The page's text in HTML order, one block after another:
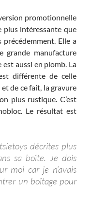
promotionnelle
plus intéressante que
précédemment. Elle a
grande manufacture
est aussi en plomb. La
différente de celle
de ce fait, la gravure
plus rustique. C’est
Le résultat est
décrites plus
sa boîte. Je dois
moi car je n’avais
un boîtage pour